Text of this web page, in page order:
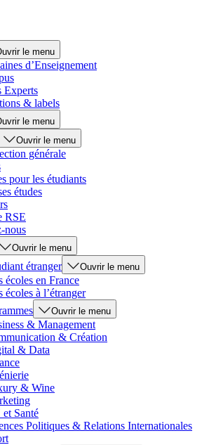
le menu
d’Enseignement
Experts
& labels
le menu
Ouvrir le menu
générale
pour les étudiants
études
RSE
nous
Ouvrir le menu
étranger Ouvrir le menu
écoles en France
écoles à l’étranger
Ouvrir le menu
& Management
& Création
& Data
& Wine
Santé
Politiques & Relations Internationales